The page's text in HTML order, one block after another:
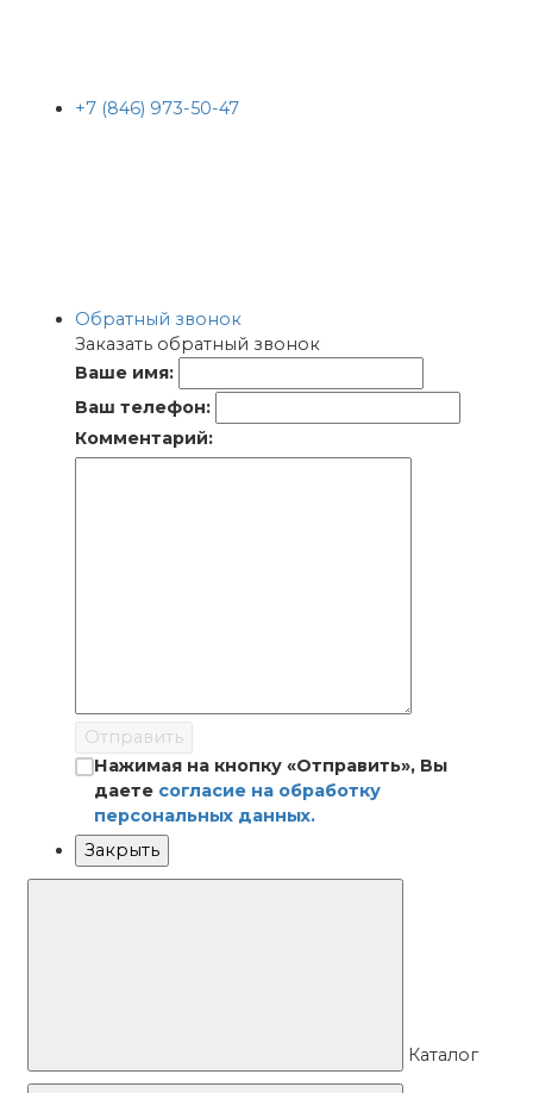
+7 (846) 973-50-47
Обратный звонок
Заказать обратный звонок
Ваше имя:
Ваш телефон:
Комментарий:
Отправить
Нажимая на кнопку «Отправить», Вы
даете согласие на обработку
персональных данных.
Закрыть
Каталог